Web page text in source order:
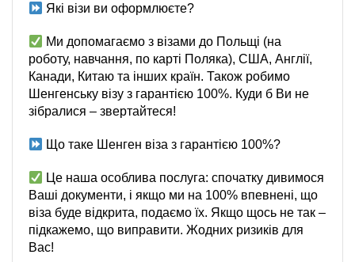
Які візи ви оформлюєте?
Ми допомагаємо з візами до Польщі (на
роботу, навчання, по карті Поляка), США, Англії,
Канади, Китаю та інших країн. Також робимо
Шенгенську візу з гарантією 100%. Куди б Ви не
зібралися – звертайтеся!
Що таке Шенген віза з гарантією 100%?
Це наша особлива послуга: спочатку дивимося
Ваші документи, і якщо ми на 100% впевнені, що
віза буде відкрита, подаємо їх. Якщо щось не так –
підкажемо, що виправити. Жодних ризиків для
Вас!